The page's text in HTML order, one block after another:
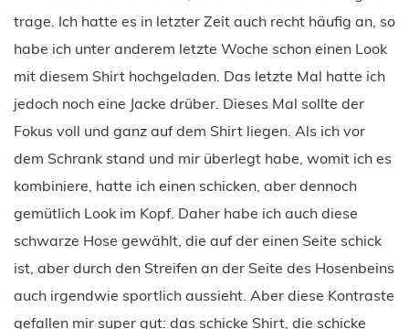
trage. Ich hatte es in letzter Zeit auch recht häufig an, so
habe ich unter anderem letzte Woche schon einen Look
mit diesem Shirt hochgeladen. Das letzte Mal hatte ich
jedoch noch eine Jacke drüber. Dieses Mal sollte der
Fokus voll und ganz auf dem Shirt liegen. Als ich vor
dem Schrank stand und mir überlegt habe, womit ich es
kombiniere, hatte ich einen schicken, aber dennoch
gemütlich Look im Kopf. Daher habe ich auch diese
schwarze Hose gewählt, die auf der einen Seite schick
ist, aber durch den Streifen an der Seite des Hosenbeins
auch irgendwie sportlich aussieht. Aber diese Kontraste
gefallen mir super gut: das schicke Shirt, die schicke